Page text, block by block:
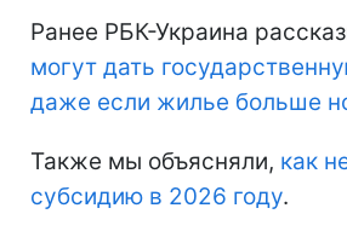
Ранее РБК-Украина
могут дать
даже если жилье больше
Также мы объясняли, как
субсидию в 2026 году.